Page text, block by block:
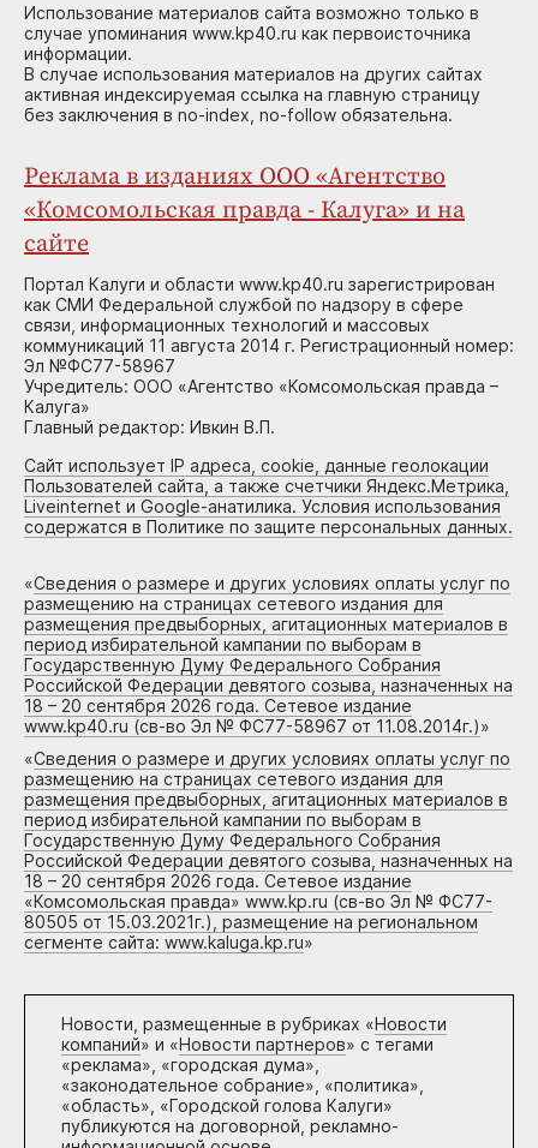
Использование материалов сайта возможно только в
случае упоминания www.kp40.ru как первоисточника
информации.
В случае использования материалов на других сайтах
активная индексируемая ссылка на главную страницу
без заключения в no-index, no-follow обязательна.
Реклама в изданиях ООО «Агентство
«Комсомольская правда - Калуга» и на
сайте
Портал Калуги и области www.kp40.ru зарегистрирован
как СМИ Федеральной службой по надзору в сфере
связи, информационных технологий и массовых
коммуникаций 11 августа 2014 г. Регистрационный номер:
Эл №ФС77-58967
Учредитель: ООО «Агентство «Комсомольская правда –
Калуга»
Главный редактор: Ивкин В.П.
Сайт использует IP адреса, cookie, данные геолокации
Пользователей сайта, а также счетчики Яндекс.Метрика,
Liveinternet и Google-анатилика. Условия использования
содержатся в Политике по защите персональных данных.
«Сведения о размере и других условиях оплаты услуг по
размещению на страницах сетевого издания для
размещения предвыборных, агитационных материалов в
период избирательной кампании по выборам в
Государственную Думу Федерального Собрания
Российской Федерации девятого созыва, назначенных на
18 – 20 сентября 2026 года. Сетевое издание
www.kp40.ru (св-во Эл № ФС77-58967 от 11.08.2014г.)»
«Сведения о размере и других условиях оплаты услуг по
размещению на страницах сетевого издания для
размещения предвыборных, агитационных материалов в
период избирательной кампании по выборам в
Государственную Думу Федерального Собрания
Российской Федерации девятого созыва, назначенных на
18 – 20 сентября 2026 года. Сетевое издание
«Комсомольская правда» www.kp.ru (св-во Эл № ФС77-
80505 от 15.03.2021г.), размещение на региональном
сегменте сайта: www.kaluga.kp.ru»
Новости, размещенные в рубриках «Новости
компаний» и «Новости партнеров» с тегами
«реклама», «городская дума»,
«законодательное собрание», «политика»,
«область», «Городской голова Калуги»
публикуются на договорной, рекламно-